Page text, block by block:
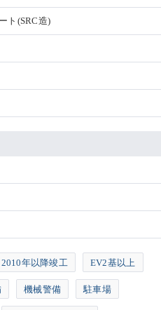
ト(SRC造)
2010年以降竣工 EV2基以上
機械警備 駐車場